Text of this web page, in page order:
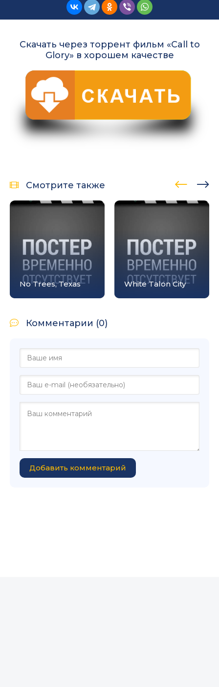
Скачать через торрент фильм «Call to
Glory» в хорошем качестве
Смотрите также
No Trees, Texas White Talon City
Комментарии (0)
Добавить комментарий